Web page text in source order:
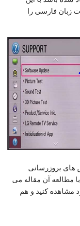
زبان فارسی را
های بروزرسانی
مطالعه آن مقاله می
مشاهده کنید و هم